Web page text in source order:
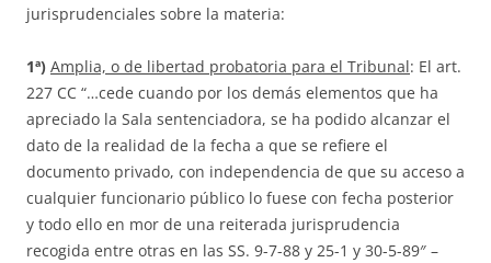
jurisprudenciales sobre la materia:
1ª) Amplia, o de libertad probatoria para el Tribunal: El art.
227 CC “…cede cuando por los demás elementos que ha
apreciado la Sala sentenciadora, se ha podido alcanzar el
dato de la realidad de la fecha a que se refiere el
documento privado, con independencia de que su acceso a
cualquier funcionario público lo fuese con fecha posterior
y todo ello en mor de una reiterada jurisprudencia
recogida entre otras en las SS. 9-7-88 y 25-1 y 30-5-89″ –